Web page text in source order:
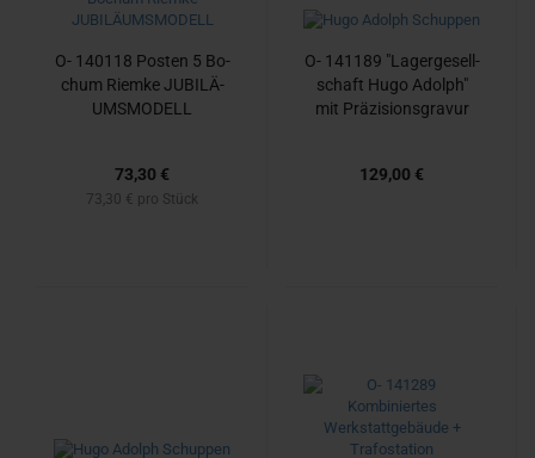
O- 140118 Pos­ten 5 Bo­
chum Riem­ke JU­BI­LÄ­
UMS­MO­DELL
73,30 €
73,30 € pro Stück
O- 141189 "La­ger­ge­sell­
schaft Hugo Adolph"
mit Prä­zi­si­ons­gra­vur
129,00 €